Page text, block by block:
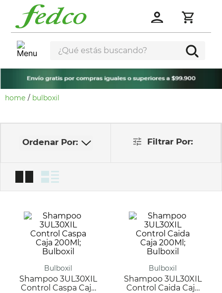
¿Qué estás buscando?
bulboxil
Bulboxil
Shampoo 3UL30XIL
Control Caspa Caja
Bulboxil
Shampoo 3UL30XIL
Control Caida Caja